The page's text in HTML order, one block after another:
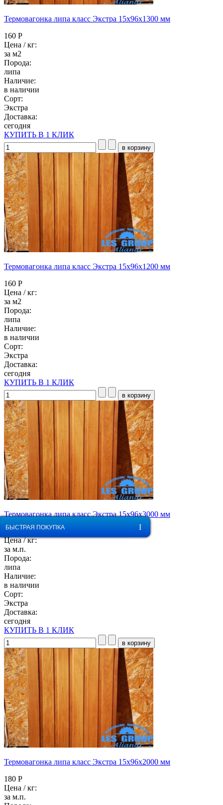
Термовагонка липа класс Экстра 15x96x1300 мм
160 Р
Цена / кг:
за м2
Порода:
липа
Наличие:
в наличии
Сорт:
Экстра
Доставка:
сегодня
КУПИТЬ В 1 КЛИК
Термовагонка липа класс Экстра 15x96x1200 мм
160 Р
Цена / кг:
за м2
Порода:
липа
Наличие:
в наличии
Сорт:
Экстра
Доставка:
сегодня
КУПИТЬ В 1 КЛИК
Термовагонка липа класс Экстра 15x96x3000 мм
180 Р
Цена / кг:
за м.п.
Порода:
липа
Наличие:
в наличии
Сорт:
Экстра
Доставка:
сегодня
КУПИТЬ В 1 КЛИК
Термовагонка липа класс Экстра 15x96x2000 мм
180 Р
Цена / кг:
за м.п.
ОБРАТНЫЙ ЗВОНОК
БЫСТРАЯ ПОКУПКА